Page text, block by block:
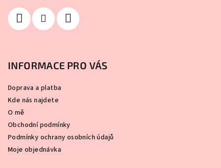
INFORMACE PRO VÁS
Doprava a platba
Kde nás najdete
O mě
Obchodní podmínky
Podmínky ochrany osobních údajů
Moje objednávka